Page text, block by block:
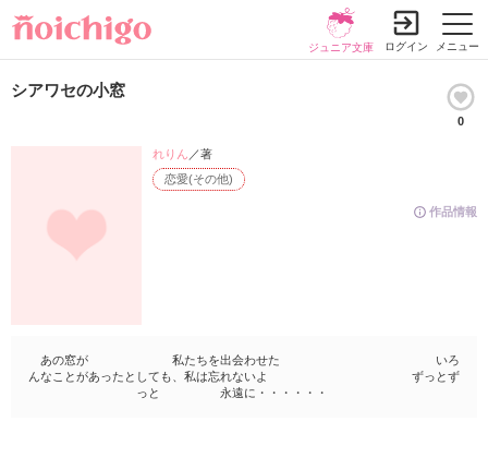
メニュー
ジュニア文庫 ログイン
シアワセの小窓
0
作品情報
恋愛(その他)
れりん ／著
あの窓が 私たちを出会わせた いろ
んなことがあったとしても、私は忘れないよ ずっとず
っと 永遠に・・・・・・